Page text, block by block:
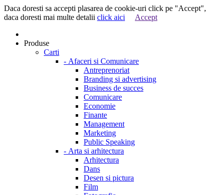
Daca doresti sa accepti plasarea de cookie-uri click pe "Accept",
daca doresti mai multe detalii click aici Accept
Produse
Carti
- Afaceri si Comunicare
Antreprenoriat
Branding si advertising
Business de succes
Comunicare
Economie
Finante
Management
Marketing
Public Speaking
- Arta si arhitectura
Arhitectura
Dans
Desen si pictura
Film